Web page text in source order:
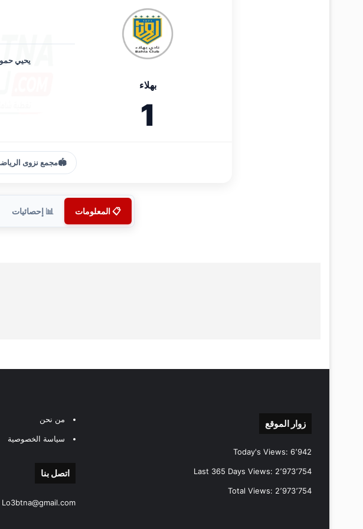
بهلاء
1
يحيي
🏟️مجمع نزوى
📋 المعلومات 📊 إحصائيات
زوار الموقع
Today's Views: 6٬942
Last 365 Days Views: 2٬973٬754
Total Views: 2٬973٬754
من نحن
سياسة الخصوصية
اتصل بنا
Lo3btna@gmail.com